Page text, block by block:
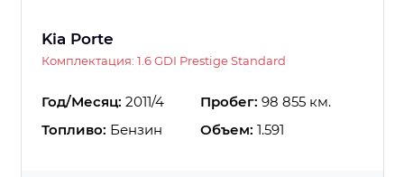
Kia Porte
Комплектация: 1.6 GDI Prestige Standard
Год/Месяц: 2011/4 Пробег: 98 855 км.
Топливо: Бензин Объем: 1.591